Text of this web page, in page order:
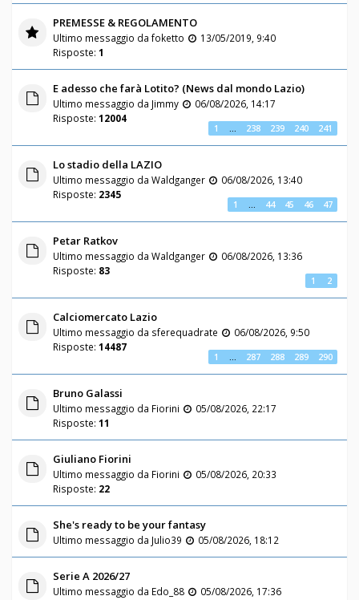
PREMESSE & REGOLAMENTO
Ultimo messaggio da foketto
13/05/2019, 9:40
Risposte: 1
E adesso che farà Lotito? (News dal mondo Lazio)
Ultimo messaggio da Jimmy
06/08/2026, 14:17
Risposte: 12004
1 238 239 240 241
Lo stadio della LAZIO
Ultimo messaggio da Waldganger
06/08/2026, 13:40
Risposte: 2345
1 44 45 46 47
Petar Ratkov
Ultimo messaggio da Waldganger
06/08/2026, 13:36
Risposte: 83
1 2
Calciomercato Lazio
Ultimo messaggio da sferequadrate
06/08/2026, 9:50
Risposte: 14487
1 287 288 289 290
Bruno Galassi
Ultimo messaggio da Fiorini
05/08/2026, 22:17
Risposte: 11
Giuliano Fiorini
Ultimo messaggio da Fiorini
05/08/2026, 20:33
Risposte: 22
She's ready to be your fantasy
Ultimo messaggio da Julio39 05/08/2026, 18:12
Serie A 2026/27
Ultimo messaggio da Edo_88
05/08/2026, 17:36